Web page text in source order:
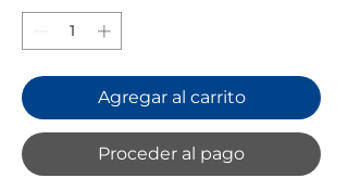
Agregar al carrito
Proceder al pago